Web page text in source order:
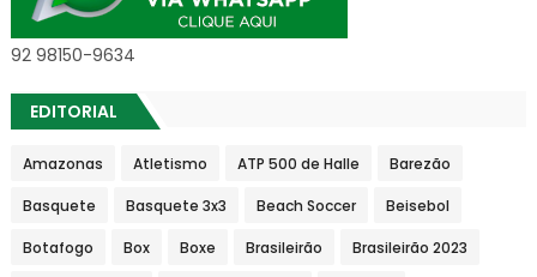
92 98150-9634
EDITORIAL
Amazonas Atletismo ATP 500 de Halle Barezão
Basquete Basquete 3x3 Beach Soccer Beisebol
Botafogo Box Boxe Brasileirão Brasileirão 2023